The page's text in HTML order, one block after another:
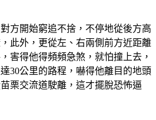
方開始窮追不捨，不停地從後方高
此外，更從左、右兩側前方近距離
害得他得頻頻急煞，就怕撞上去，
30公里的路程，嚇得他離目的地頭
栗交流道駛離，這才擺脫恐怖逼